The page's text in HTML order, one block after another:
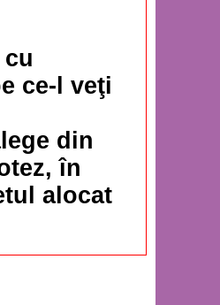
ce-l veţi
din
în
alocat